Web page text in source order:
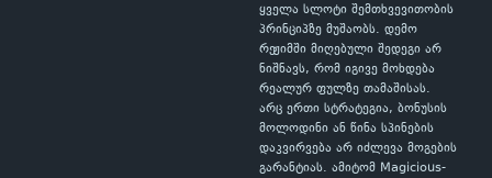
ყველა სლოტი შემთხვევითობის
პრინციპზე მუშაობს. დემო
რეჟიმში მიღებული შედეგი არ
ნიშნავს, რომ იგივე მოხდება
რეალურ ფულზე თამაშისას.
არც ერთი სტრატეგია, ბონუსის
მოლოდინი ან წინა სპინების
დაკვირვება არ იძლევა მოგების
გარანტიას. ამიტომ Magicious-